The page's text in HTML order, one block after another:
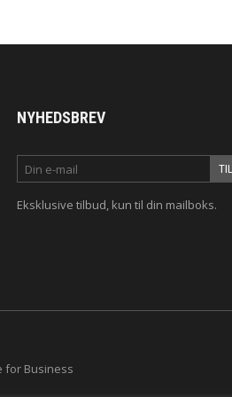
NYHEDSBREV
Eksklusive tilbud, kun til din mailboks.
for Business